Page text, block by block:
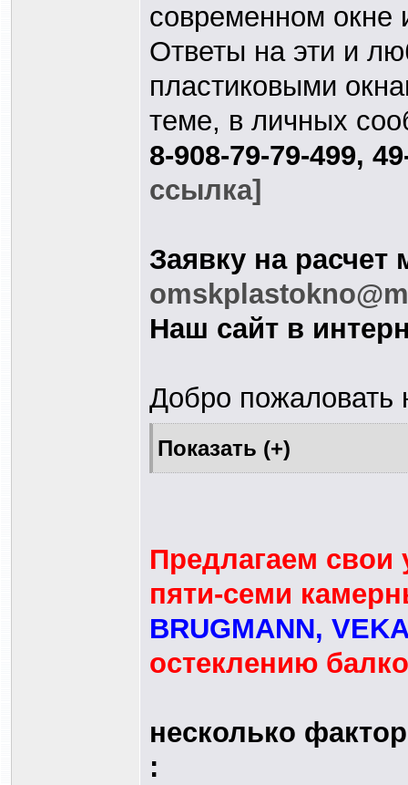
современном окне
Ответы на эти и
пластиковыми
теме, в личных
8-908-79-79-499,
ссылка]
Заявку на
Наш сайт в
Добро пожаловать
Предлагаем свои
пяти-семи
BRUGMANN,
остеклению
несколько
: